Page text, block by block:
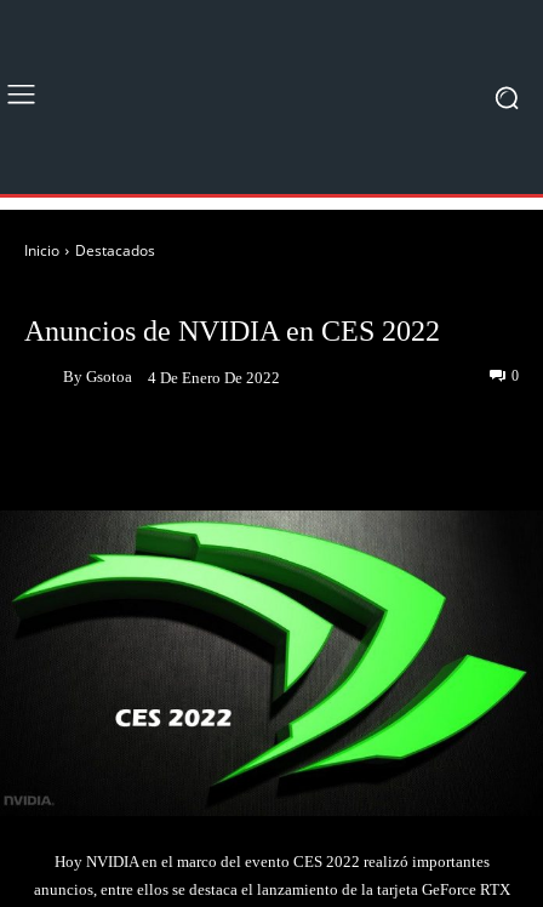
Inicio Destacados
Anuncios de NVIDIA en CES 2022
By Gsotoa 4 De Enero De 2022 0
Hoy NVIDIA en el marco del evento CES 2022 realizó importantes
anuncios, entre ellos se destaca el lanzamiento de la tarjeta GeForce RTX